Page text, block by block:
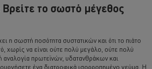
το σωστό μέγεθος
η σωστή ποσότητα συστατικών και ότι το πιάτο
χωρίς να είναι ούτε πολύ μεγάλο, ούτε πολύ
αναλογία πρωτεϊνών, υδατανθράκων και
ένα διατροφικά ισορροπημένο γεύμα. Η